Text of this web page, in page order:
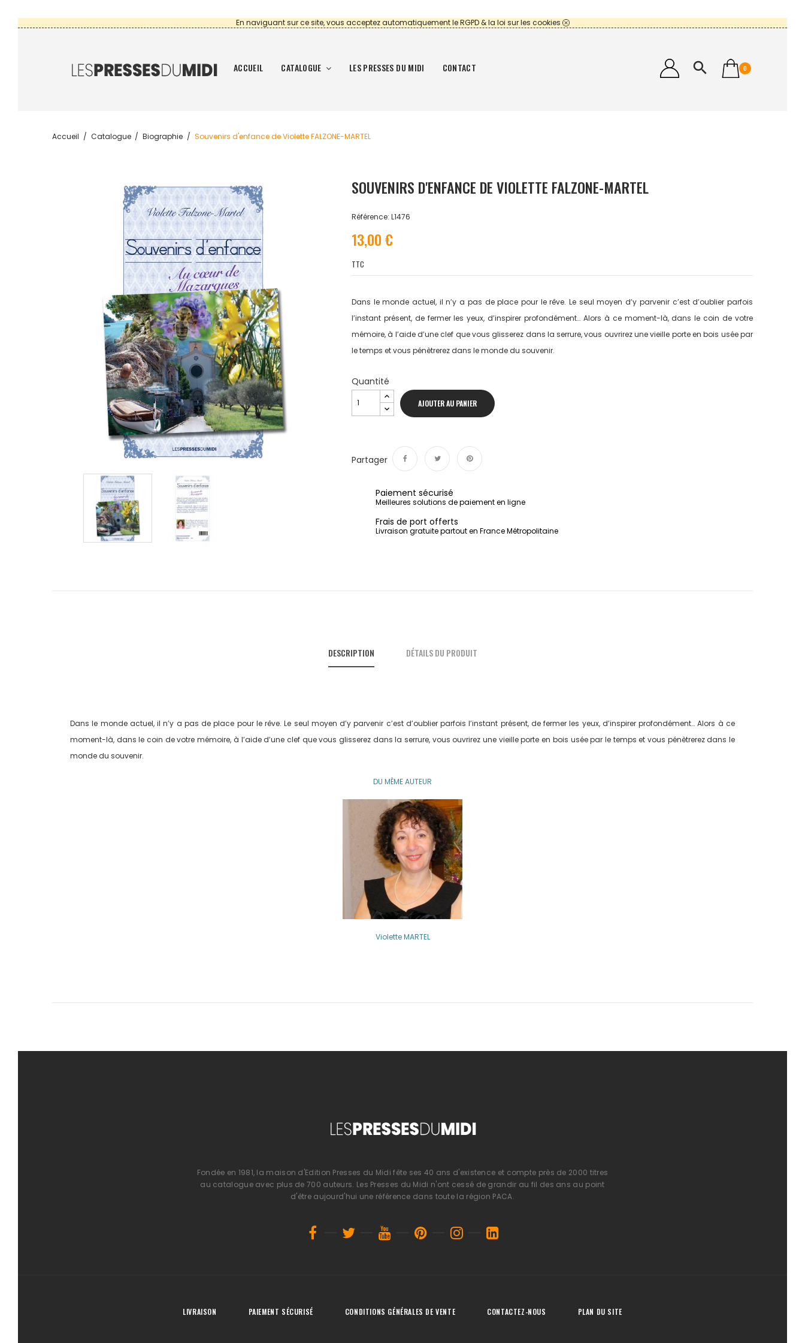
En naviguant sur ce site, vous acceptez automatiquement le RGPD & la loi sur les cookies
ACCUEIL CATALOGUE LES PRESSES DU MIDI CONTACT 0
search
Accueil Catalogue Biographie Souvenirs d'enfance de Violette FALZONE-MARTEL
SOUVENIRS D'ENFANCE DE VIOLETTE FALZONE-MARTEL
Référence: L1476
13,00 €
TTC
Dans le monde actuel, il n’y a pas de place pour le rêve. Le seul moyen d’y parvenir c’est d’oublier parfois
l’instant présent, de fermer les yeux, d’inspirer profondément… Alors à ce moment-là, dans le coin de votre
mémoire, à l’aide d’une clef que vous glisserez dans la serrure, vous ouvrirez une vieille porte en bois usée par
le temps et vous pénètrerez dans le monde du souvenir.
Quantité
AJOUTER AU PANIER
Partager
Paiement sécurisé
Meilleures solutions de paiement en ligne
Frais de port offerts
Livraison gratuite partout en France Métropolitaine
DESCRIPTION DÉTAILS DU PRODUIT
Dans le monde actuel, il n’y a pas de place pour le rêve. Le seul moyen d’y parvenir c’est d’oublier parfois l’instant présent, de fermer les yeux, d’inspirer profondément… Alors à ce
moment-là, dans le coin de votre mémoire, à l’aide d’une clef que vous glisserez dans la serrure, vous ouvrirez une vieille porte en bois usée par le temps et vous pénètrerez dans le
monde du souvenir.
DU MÊME AUTEUR
Violette MARTEL
Fondée en 1981, la maison d'Edition Presses du Midi fête ses 40 ans d'existence et compte près de 2000 titres
au catalogue avec plus de 700 auteurs. Les Presses du Midi n'ont cessé de grandir au fil des ans au point
d'être aujourd'hui une référence dans toute la région PACA.
LIVRAISON PAIEMENT SÉCURISÉ CONDITIONS GÉNÉRALES DE VENTE CONTACTEZ-NOUS PLAN DU SITE